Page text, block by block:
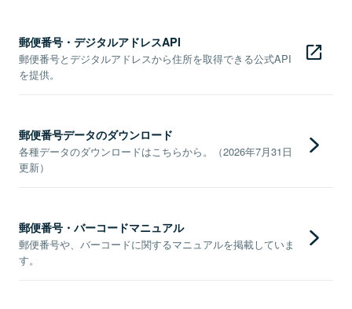
郵便番号・デジタルアドレスAPI
郵便番号とデジタルアドレスから住所を取得できる公式API
を提供。
郵便番号データのダウンロード
各種データのダウンロードはこちらから。（2026年7月31日
更新）
郵便番号・バーコードマニュアル
郵便番号や、バーコードに関するマニュアルを掲載していま
す。